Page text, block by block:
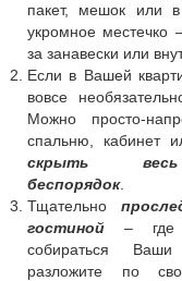
пакет, мешок или
укромное местечко
за занавески или
Если в Вашей
вовсе
Можно просто-
спальню, кабинет
скрыть весь
беспорядок.
Тщательно
гостиной – где
собираться
разложите по